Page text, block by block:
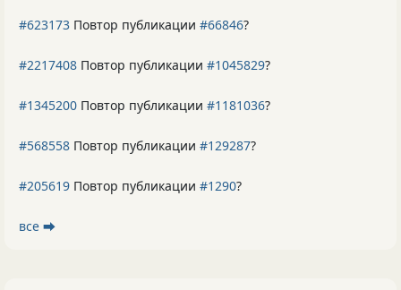
#623173 Повтор публикации #66846?
#2217408 Повтор публикации #1045829?
#1345200 Повтор публикации #1181036?
#568558 Повтор публикации #129287?
#205619 Повтор публикации #1290?
все ⮕